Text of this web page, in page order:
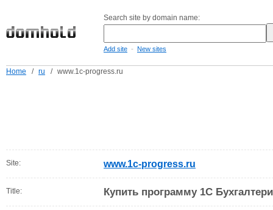
Search site by domain name:
Add site - New sites
Home / ru / www.1c-progress.ru
Site: www.1c-progress.ru
Title: Купить программу 1С